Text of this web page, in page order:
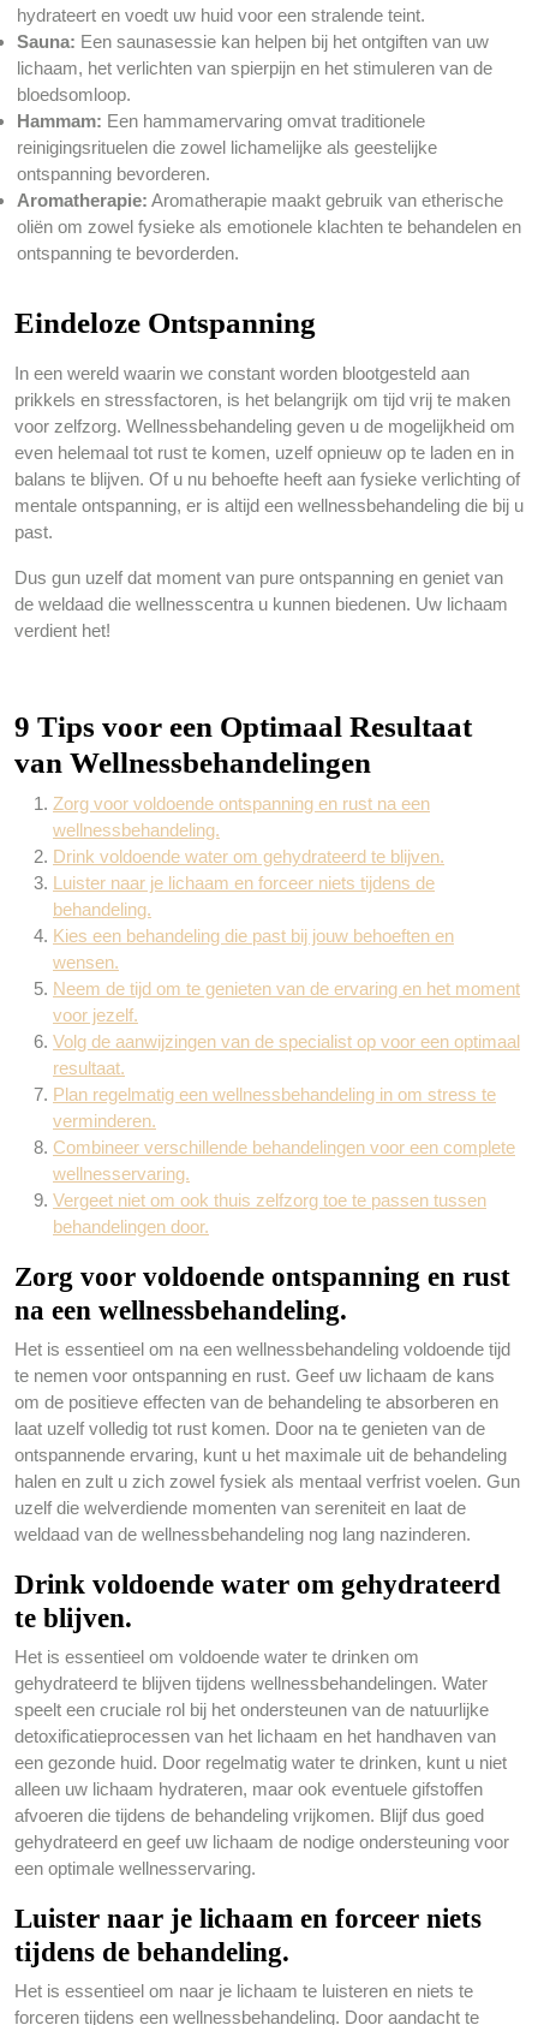
hydrateert en voedt uw huid voor een stralende teint.
Sauna: Een saunasessie kan helpen bij het ontgiften van uw
lichaam, het verlichten van spierpijn en het stimuleren van de
bloedsomloop.
Hammam: Een hammamervaring omvat traditionele
reinigingsrituelen die zowel lichamelijke als geestelijke
ontspanning bevorderen.
Aromatherapie: Aromatherapie maakt gebruik van etherische
oliën om zowel fysieke als emotionele klachten te behandelen en
ontspanning te bevorderden.
Eindeloze Ontspanning
In een wereld waarin we constant worden blootgesteld aan
prikkels en stressfactoren, is het belangrijk om tijd vrij te maken
voor zelfzorg. Wellnessbehandeling geven u de mogelijkheid om
even helemaal tot rust te komen, uzelf opnieuw op te laden en in
balans te blijven. Of u nu behoefte heeft aan fysieke verlichting of
mentale ontspanning, er is altijd een wellnessbehandeling die bij u
past.
Dus gun uzelf dat moment van pure ontspanning en geniet van
de weldaad die wellnesscentra u kunnen biedenen. Uw lichaam
verdient het!
9 Tips voor een Optimaal Resultaat
van Wellnessbehandelingen
Zorg voor voldoende ontspanning en rust na een
wellnessbehandeling.
Drink voldoende water om gehydrateerd te blijven.
Luister naar je lichaam en forceer niets tijdens de
behandeling.
Kies een behandeling die past bij jouw behoeften en
wensen.
Neem de tijd om te genieten van de ervaring en het moment
voor jezelf.
Volg de aanwijzingen van de specialist op voor een optimaal
resultaat.
Plan regelmatig een wellnessbehandeling in om stress te
verminderen.
Combineer verschillende behandelingen voor een complete
wellnesservaring.
Vergeet niet om ook thuis zelfzorg toe te passen tussen
behandelingen door.
Zorg voor voldoende ontspanning en rust
na een wellnessbehandeling.
Het is essentieel om na een wellnessbehandeling voldoende tijd
te nemen voor ontspanning en rust. Geef uw lichaam de kans
om de positieve effecten van de behandeling te absorberen en
laat uzelf volledig tot rust komen. Door na te genieten van de
ontspannende ervaring, kunt u het maximale uit de behandeling
halen en zult u zich zowel fysiek als mentaal verfrist voelen. Gun
uzelf die welverdiende momenten van sereniteit en laat de
weldaad van de wellnessbehandeling nog lang nazinderen.
Drink voldoende water om gehydrateerd
te blijven.
Het is essentieel om voldoende water te drinken om
gehydrateerd te blijven tijdens wellnessbehandelingen. Water
speelt een cruciale rol bij het ondersteunen van de natuurlijke
detoxificatieprocessen van het lichaam en het handhaven van
een gezonde huid. Door regelmatig water te drinken, kunt u niet
alleen uw lichaam hydrateren, maar ook eventuele gifstoffen
afvoeren die tijdens de behandeling vrijkomen. Blijf dus goed
gehydrateerd en geef uw lichaam de nodige ondersteuning voor
een optimale wellnesservaring.
Luister naar je lichaam en forceer niets
tijdens de behandeling.
Het is essentieel om naar je lichaam te luisteren en niets te
forceren tijdens een wellnessbehandeling. Door aandacht te